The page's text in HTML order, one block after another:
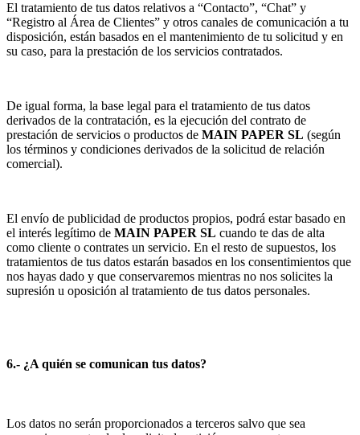
El tratamiento de tus datos relativos a “Contacto”, “Chat” y
“Registro al Área de Clientes” y otros canales de comunicación a tu
disposición, están basados en el mantenimiento de tu solicitud y en
su caso, para la prestación de los servicios contratados.
De igual forma, la base legal para el tratamiento de tus datos
derivados de la contratación, es la ejecución del contrato de
prestación de servicios o productos de MAIN PAPER SL (según
los términos y condiciones derivados de la solicitud de relación
comercial).
El envío de publicidad de productos propios, podrá estar basado en
el interés legítimo de MAIN PAPER SL cuando te das de alta
como cliente o contrates un servicio. En el resto de supuestos, los
tratamientos de tus datos estarán basados en los consentimientos que
nos hayas dado y que conservaremos mientras no nos solicites la
supresión u oposición al tratamiento de tus datos personales.
6.- ¿A quién se comunican tus datos?
Los datos no serán proporcionados a terceros salvo que sea